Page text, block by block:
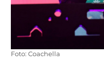
Foto: Coachella